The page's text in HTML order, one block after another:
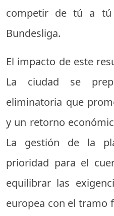
competir de tú a tú
Bundesliga.
El impacto de este
La ciudad se
eliminatoria que
y un retorno
La gestión de la
prioridad para el
equilibrar las
europea con el tramo